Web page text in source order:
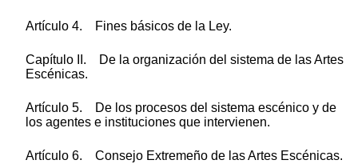
Artículo 4. Fines básicos de la Ley.
Capítulo II. De la organización del sistema de las Artes
Escénicas.
Artículo 5. De los procesos del sistema escénico y de
los agentes e instituciones que intervienen.
Artículo 6. Consejo Extremeño de las Artes Escénicas.